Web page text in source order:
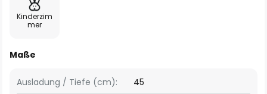
Kinderzim
mer
Maße
Ausladung / Tiefe (cm):
45